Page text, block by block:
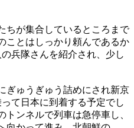
ちが集合しているところまで
ことはしっかり頼んであるか
兵隊さんを紹介され、少し
ぎゅうぎゅう詰めにされ新京
て日本に到着する予定でし
ンネルで列車は急停車し、